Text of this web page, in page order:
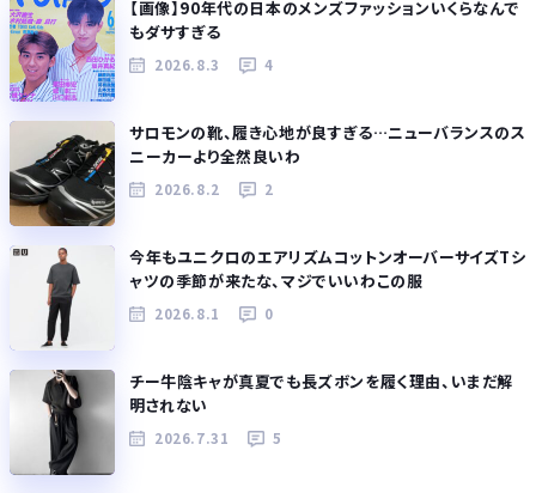
【画像】90年代の日本のメンズファッションいくらなんで
もダサすぎる
2026.8.3 4
サロモンの靴、履き心地が良すぎる…ニューバランスのス
ニーカーより全然良いわ
2026.8.2 2
今年もユニクロのエアリズムコットンオーバーサイズTシ
ャツの季節が来たな、マジでいいわこの服
2026.8.1 0
チー牛陰キャが真夏でも長ズボンを履く理由、いまだ解
明されない
2026.7.31 5